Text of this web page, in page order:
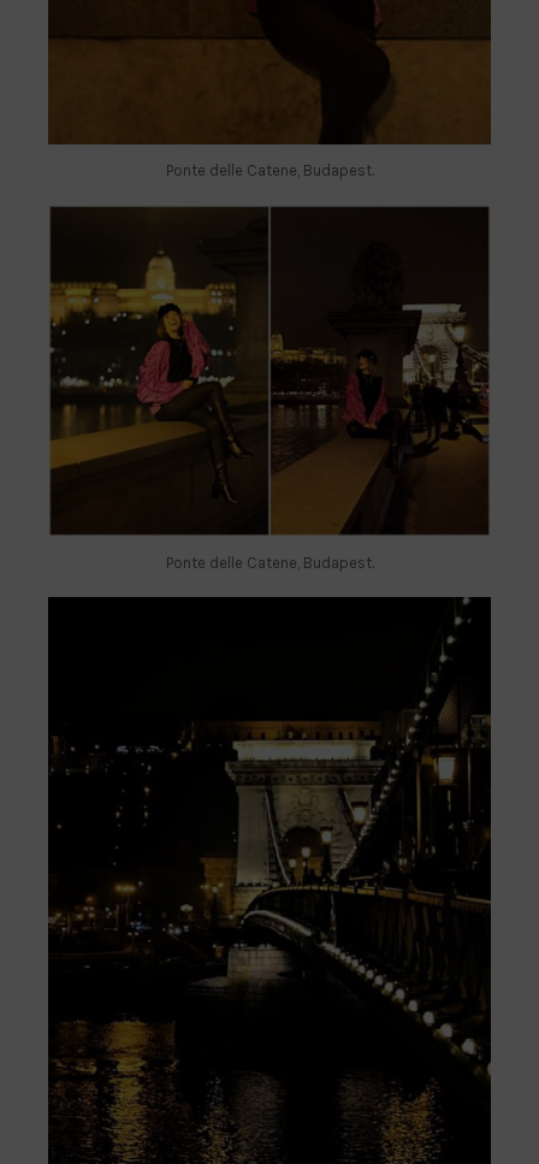
Ponte delle Catene, Budapest.
Ponte delle Catene, Budapest.